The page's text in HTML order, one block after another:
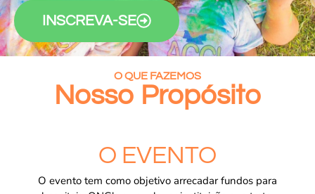
INSCREVA-SE
O QUE FAZEMOS
Nosso Propósito
O EVENTO
O evento tem como objetivo arrecadar fundos para